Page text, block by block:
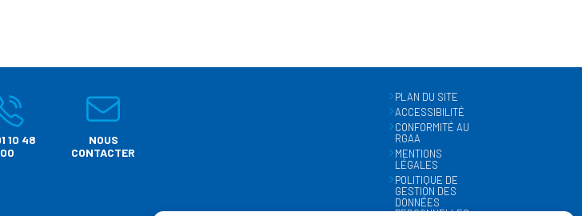
10 48
00
NOUS
CONTACTER
PLAN DU SITE
ACCESSIBILITÉ
CONFORMITÉ AU
RGAA
MENTIONS
LÉGALES
POLITIQUE DE
GESTION DES
DONNÉES